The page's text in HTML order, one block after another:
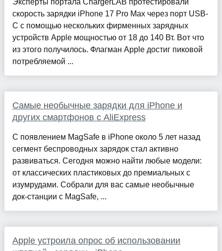
скорость зарядки iPhone 17 Pro Max через порт USB-
C с помощью нескольких фирменных зарядных
устройств Apple мощностью от 18 до 140 Вт. Вот что
из этого получилось. Флагман Apple достиг пиковой
потребляемой ...
Самые необычные зарядки для iPhone и
других смартфонов с AliExpress
С появлением MagSafe в iPhone около 5 лет назад
сегмент беспроводных зарядок стал активно
развиваться. Сегодня можно найти любые модели:
от классических пластиковых до премиальных с
изумрудами. Собрали для вас самые необычные
док-станции с MagSafe, ...
Apple устроила опрос об использовании